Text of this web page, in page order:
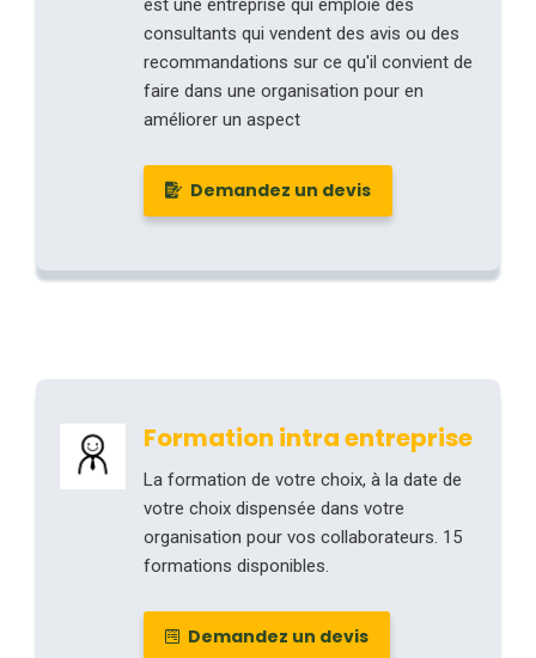
est une entreprise qui emploie des
consultants qui vendent des avis ou des
recommandations sur ce qu'il convient de
faire dans une organisation pour en
améliorer un aspect
Demandez un devis
Formation intra entreprise
La formation de votre choix, à la date de
votre choix dispensée dans votre
organisation pour vos collaborateurs. 15
formations disponibles.
Demandez un devis